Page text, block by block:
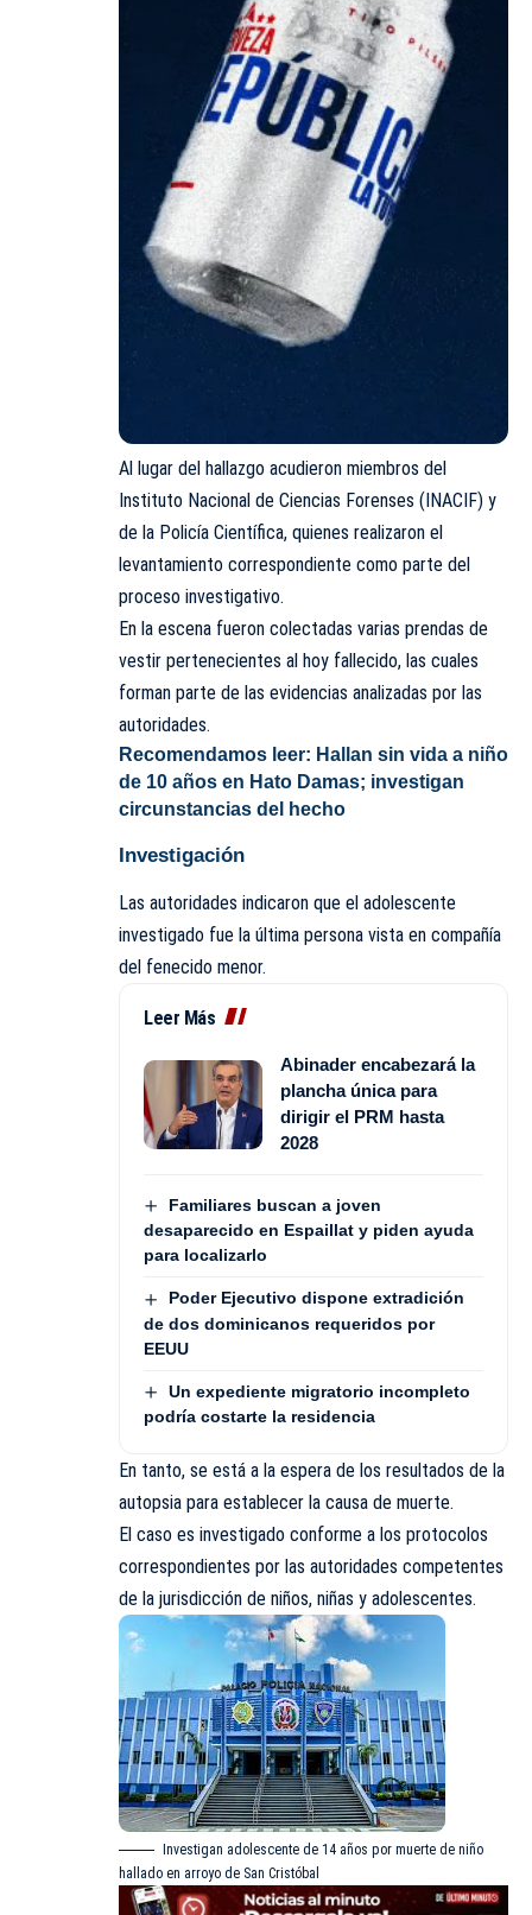
Al lugar del hallazgo acudieron miembros del
Instituto Nacional de Ciencias Forenses (INACIF) y
de la Policía Científica, quienes realizaron el
levantamiento correspondiente como parte del
proceso investigativo.
En la escena fueron colectadas varias prendas de
vestir pertenecientes al hoy fallecido, las cuales
forman parte de las evidencias analizadas por las
autoridades.
Recomendamos leer: Hallan sin vida a niño
de 10 años en Hato Damas; investigan
circunstancias del hecho
Investigación
Las autoridades indicaron que el adolescente
investigado fue la última persona vista en compañía
del fenecido menor.
Leer Más
Abinader encabezará la
plancha única para
dirigir el PRM hasta
2028
Familiares buscan a joven
desaparecido en Espaillat y piden ayuda
para localizarlo
Poder Ejecutivo dispone extradición
de dos dominicanos requeridos por
EEUU
Un expediente migratorio incompleto
podría costarte la residencia
En tanto, se está a la espera de los resultados de la
autopsia para establecer la causa de muerte.
El caso es investigado conforme a los protocolos
correspondientes por las autoridades competentes
de la jurisdicción de niños, niñas y adolescentes.
Investigan adolescente de 14 años por muerte de niño
hallado en arroyo de San Cristóbal